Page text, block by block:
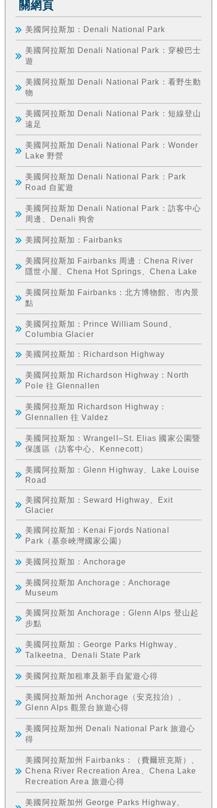
關網頁
美國阿拉斯加：Denali National Park
美國阿拉斯加 Denali National Park：穿梭巴士
遊
美國阿拉斯加 Denali National Park：看野生動
物
美國阿拉斯加 Denali National Park：短線登山
遠足
美國阿拉斯加 Denali National Park：Wonder
Lake 野營
美國阿拉斯加 Denali National Park：Park
Road 自駕遊
美國阿拉斯加 Denali National Park：訪客中心
周邊、Denali 狗舍
美國阿拉斯加：Fairbanks
美國阿拉斯加 Fairbanks 周邊：Chena River
隱世小屋、Chena Hot Springs、Chena Lake
美國阿拉斯加 Fairbanks：北方博物館、市內景
點
美國阿拉斯加：Prince William Sound、
Columbia Glacier
美國阿拉斯加：Richardson Highway
美國阿拉斯加 Richardson Highway：North
Pole 往 Glennallen
美國阿拉斯加 Richardson Highway：
Glennallen 往 Valdez
美國阿拉斯加：Wrangell–St. Elias 國家公園暨
保護區（訪客中心、Kennecott）
美國阿拉斯加：Glenn Highway、Lake Louise
Road
美國阿拉斯加：Seward Highway、Exit
Glacier
美國阿拉斯加：Kenai Fjords National
Park（基奈峽灣國家公園）
美國阿拉斯加：Anchorage
美國阿拉斯加 Anchorage：Anchorage
Museum
美國阿拉斯加 Anchorage：Glenn Alps 登山起
步點
美國阿拉斯加：George Parks Highway、
Talkeetna、Denali State Park
美國阿拉斯加租車及新手自駕遊心得
美國阿拉斯加州 Anchorage（安克拉治）、
Glenn Alps 觀景台旅遊心得
美國阿拉斯加州 Denali National Park 旅遊心
得
美國阿拉斯加州 Fairbanks：（費爾班克斯）、
Chena River Recreation Area、Chena Lake
Recreation Area 旅遊心得
美國阿拉斯加州 George Parks Highway、